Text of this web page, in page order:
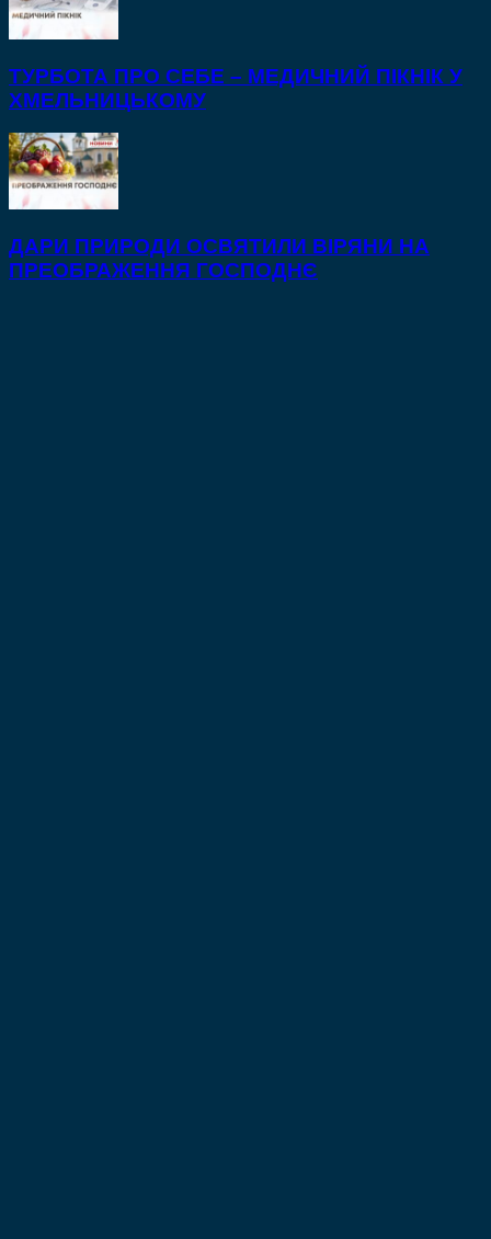
ТУРБОТА ПРО СЕБЕ – МЕДИЧНИЙ ПІКНІК У
ХМЕЛЬНИЦЬКОМУ
ДАРИ ПРИРОДИ ОСВЯТИЛИ ВІРЯНИ НА
ПРЕОБРАЖЕННЯ ГОСПОДНЄ